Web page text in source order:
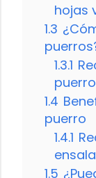
hojas
1.3
1.3.1
1.4
puerro
1.4.1
1.5